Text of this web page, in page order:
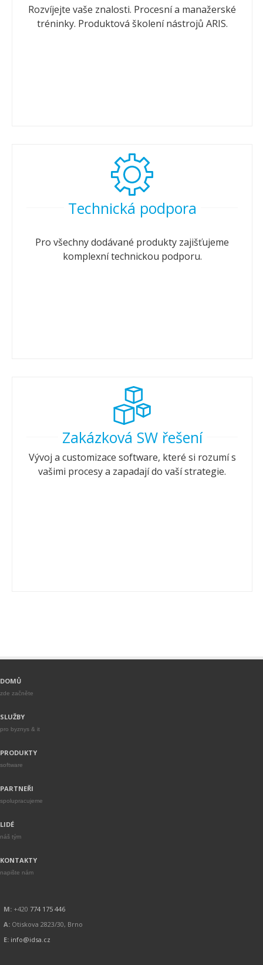
Rozvíjejte vaše znalosti. Procesní a manažerské
tréninky. Produktová školení nástrojů ARIS.
Technická podpora
Pro všechny dodávané produkty zajišťujeme
komplexní technickou podporu.
Zakázková SW řešení
Vývoj a customizace software, které si rozumí s
vašimi procesy a zapadají do vaší strategie.
DOMŮ
zde začněte
SLUŽBY
pro byznys & it
PRODUKTY
software
PARTNEŘI
spolupracujeme
LIDÉ
náš tým
KONTAKTY
napište nám
M: +420 774 175 446
A: Otiskova 2823/30, Brno
E: info@idsa.cz